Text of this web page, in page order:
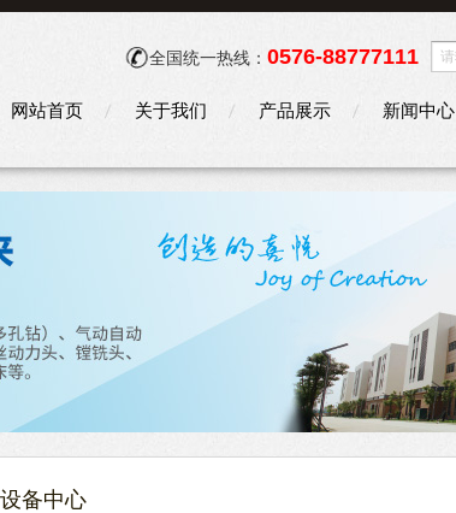
全国统一热线： 0576-88777111
网站首页 关于我们 产品展示 新闻中心
设备中心